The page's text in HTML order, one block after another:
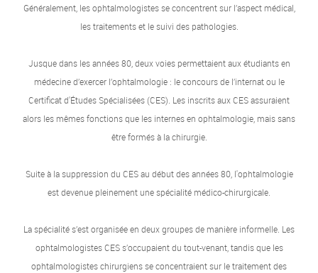
Généralement, les ophtalmologistes se concentrent sur l’aspect médical,
les traitements et le suivi des pathologies.
Jusque dans les années 80, deux voies permettaient aux étudiants en
médecine d’exercer l’ophtalmologie : le concours de l’internat ou le
Certificat d'Études Spécialisées (CES). Les inscrits aux CES assuraient
alors les mêmes fonctions que les internes en ophtalmologie, mais sans
être formés à la chirurgie.
Suite à la suppression du CES au début des années 80, l'ophtalmologie
est devenue pleinement une spécialité médico-chirurgicale.
La spécialité s’est organisée en deux groupes de manière informelle. Les
ophtalmologistes CES s’occupaient du tout-venant, tandis que les
ophtalmologistes chirurgiens se concentraient sur le traitement des